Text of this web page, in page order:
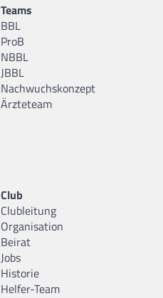
Teams
BBL
ProB
NBBL
JBBL
Nachwuchskonzept
Ärzteteam
Club
Clubleitung
Organisation
Beirat
Jobs
Historie
Helfer-Team